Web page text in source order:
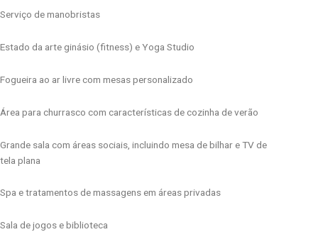
Serviço de manobristas
Estado da arte ginásio (fitness) e Yoga Studio
Fogueira ao ar livre com mesas personalizado
Área para churrasco com características de cozinha de verão
Grande sala com áreas sociais, incluindo mesa de bilhar e TV de
tela plana
Spa e tratamentos de massagens em áreas privadas
Sala de jogos e biblioteca